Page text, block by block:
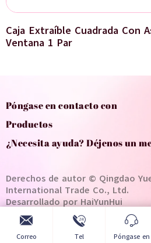
Caja Extraíble Cuadrada Con
Ventana 1 Par
Póngase en contacto con
Productos
¿Necesita ayuda? Déjenos un
Derechos de autor © Qingdao
International Trade Co., Ltd.
Desarrollado por HaiYunHui
Correo Tel Póngase en